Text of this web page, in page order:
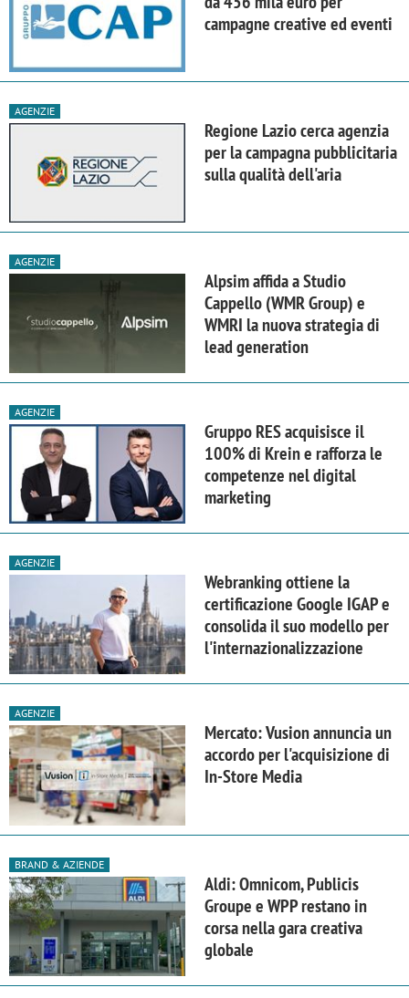
campagne creative ed eventi
AGENZIE
Regione Lazio cerca agenzia
per la campagna pubblicitaria
sulla qualità dell'aria
AGENZIE
Alpsim affida a Studio
Cappello (WMR Group) e
WMRI la nuova strategia di
lead generation
AGENZIE
Gruppo RES acquisisce il
100% di Krein e rafforza le
competenze nel digital
marketing
AGENZIE
Webranking ottiene la
certificazione Google IGAP e
consolida il suo modello per
l'internazionalizzazione
AGENZIE
Mercato: Vusion annuncia un
accordo per l'acquisizione di
In-Store Media
BRAND & AZIENDE
Aldi: Omnicom, Publicis
Groupe e WPP restano in
corsa nella gara creativa
globale